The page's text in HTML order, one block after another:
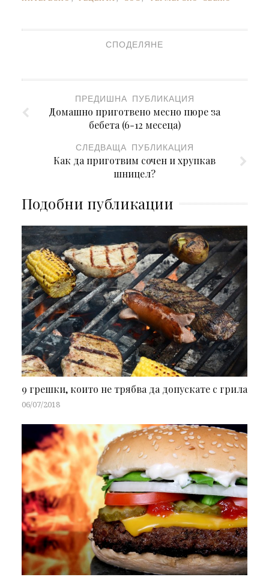
СПОДЕЛЯНЕ
ПРЕДИШНА ПУБЛИКАЦИЯ
Домашно приготвено месно пюре за
бебета (6-12 месеца)
СЛЕДВАЩА ПУБЛИКАЦИЯ
Как да приготвим сочен и хрупкав
шницел?
Подобни публикации
9 грешки, които не трябва да допускате с грила
06/07/2018